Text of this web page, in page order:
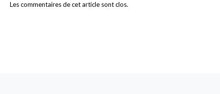
Les commentaires de cet article sont clos.